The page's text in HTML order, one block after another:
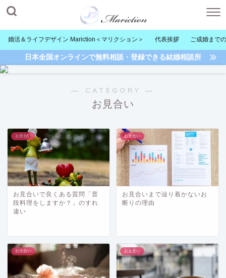
婚活＆ライフデザイン Mariction＜マリクション＞ 代表挨拶 ご成婚まで
日本全国オンラインで無料相談・登録できる結婚相談所
― CATEGORY ―
お見合い
お見合い
お見合いで良くある質問「普
段料理をしますか？」のすれ
違い
お見合い
お見合いまで辿り着かないお
断りの理由
お見合い お見合い